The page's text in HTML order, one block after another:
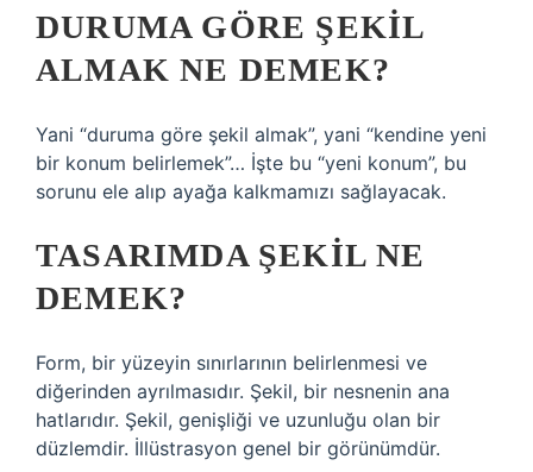
DURUMA GÖRE ŞEKIL
ALMAK NE DEMEK?
Yani “duruma göre şekil almak”, yani “kendine yeni
bir konum belirlemek”… İşte bu “yeni konum”, bu
sorunu ele alıp ayağa kalkmamızı sağlayacak.
TASARIMDA ŞEKIL NE
DEMEK?
Form, bir yüzeyin sınırlarının belirlenmesi ve
diğerinden ayrılmasıdır. Şekil, bir nesnenin ana
hatlarıdır. Şekil, genişliği ve uzunluğu olan bir
düzlemdir. İllüstrasyon genel bir görünümdür.